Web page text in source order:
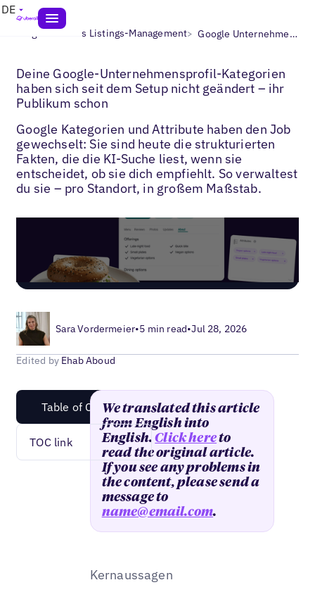
DE
Blogs> Lokales Listings-Management> Google Unternehmensprofil Kategorien & Attribute
Deine Google-Unternehmensprofil-Kategorien
haben sich seit dem Setup nicht geändert – ihr
Publikum schon
Google Kategorien und Attribute haben den Job
gewechselt: Sie sind heute die strukturierten
Fakten, die die KI-Suche liest, wenn sie
entscheidet, ob sie dich empfiehlt. So verwaltest
du sie – pro Standort, in großem Maßstab.
Sara Vordermeier•5 min read•Jul 28, 2026
Edited by Ehab Aboud
Table of Content
TOC link
We translated this article
from English into
English.Click hereto
read the original article.
If you see any problems in
the content, please send a
message to
name@email.com.
Kernaussagen